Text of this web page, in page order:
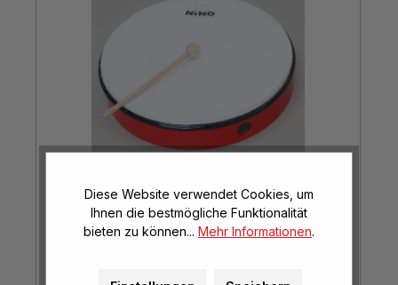
ABS-Handtrommel mit Schlägel
Diese Website verwendet Cookies, um
Ihnen die bestmögliche Funktionalität
bieten zu können... Mehr Informationen.